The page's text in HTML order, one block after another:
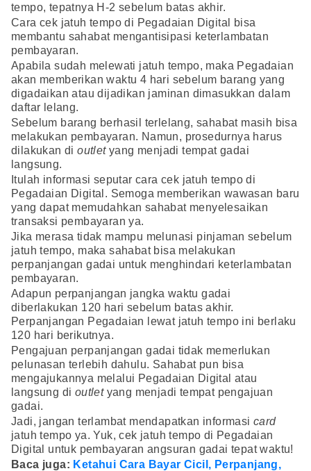
tempo, tepatnya H-2 sebelum batas akhir.
Cara cek jatuh tempo di Pegadaian Digital bisa
membantu sahabat mengantisipasi keterlambatan
pembayaran.
Apabila sudah melewati jatuh tempo, maka Pegadaian
akan memberikan waktu 4 hari sebelum barang yang
digadaikan atau dijadikan jaminan dimasukkan dalam
daftar lelang.
Sebelum barang berhasil terlelang, sahabat masih bisa
melakukan pembayaran. Namun, prosedurnya harus
dilakukan dioutletyang menjadi tempat gadai
langsung.
Itulah informasi seputar cara cek jatuh tempo di
Pegadaian Digital. Semoga memberikan wawasan baru
yang dapat memudahkan sahabat menyelesaikan
transaksi pembayaran ya.
Jika merasa tidak mampu melunasi pinjaman sebelum
jatuh tempo, maka sahabat bisa melakukan
perpanjangan gadai untuk menghindari keterlambatan
pembayaran.
Adapun perpanjangan jangka waktu gadai
diberlakukan 120 hari sebelum batas akhir.
Perpanjangan Pegadaian lewat jatuh tempo ini berlaku
120 hari berikutnya.
Pengajuan perpanjangan gadai tidak memerlukan
pelunasan terlebih dahulu. Sahabat pun bisa
mengajukannya melalui Pegadaian Digital atau
langsung di outletyang menjadi tempat pengajuan
gadai.
Jadi, jangan terlambat mendapatkan informasi card
jatuh tempo ya. Yuk, cek jatuh tempo di Pegadaian
Digital untuk pembayaran angsuran gadai tepat waktu!
Baca juga: Ketahui Cara Bayar Cicil, Perpanjang,